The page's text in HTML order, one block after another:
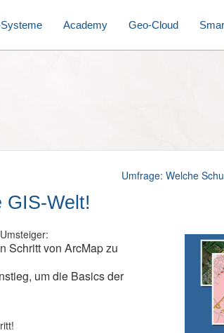
Academy Geo-Cloud
Umfrage: Welche
GIS-Welt!
Schritt von ArcMap zu
um die Basics der